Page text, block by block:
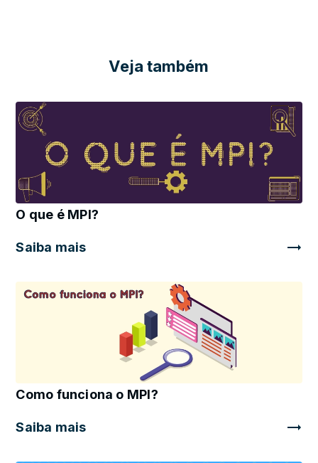
Veja também
O que é MPI?
Saiba mais
Como funciona o MPI?
Saiba mais